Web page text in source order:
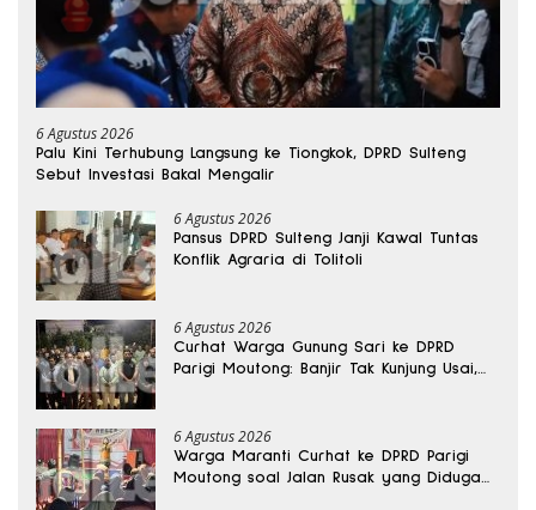
6 Agustus 2026
Palu Kini Terhubung Langsung ke Tiongkok, DPRD Sulteng
Sebut Investasi Bakal Mengalir
6 Agustus 2026
Pansus DPRD Sulteng Janji Kawal Tuntas
Konflik Agraria di Tolitoli
6 Agustus 2026
Curhat Warga Gunung Sari ke DPRD
Parigi Moutong: Banjir Tak Kunjung Usai,
6 Agustus 2026
Warga Maranti Curhat ke DPRD Parigi
Moutong soal Jalan Rusak yang Diduga